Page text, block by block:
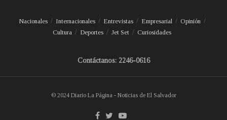
Nacionales Internacionales Entrevistas Empresarial
Opinión
Cultura
Deportes Jet Set Curiosidades
Contáctanos: 2246-0616
© 2024 Diario La Página - Noticias de El Salvador